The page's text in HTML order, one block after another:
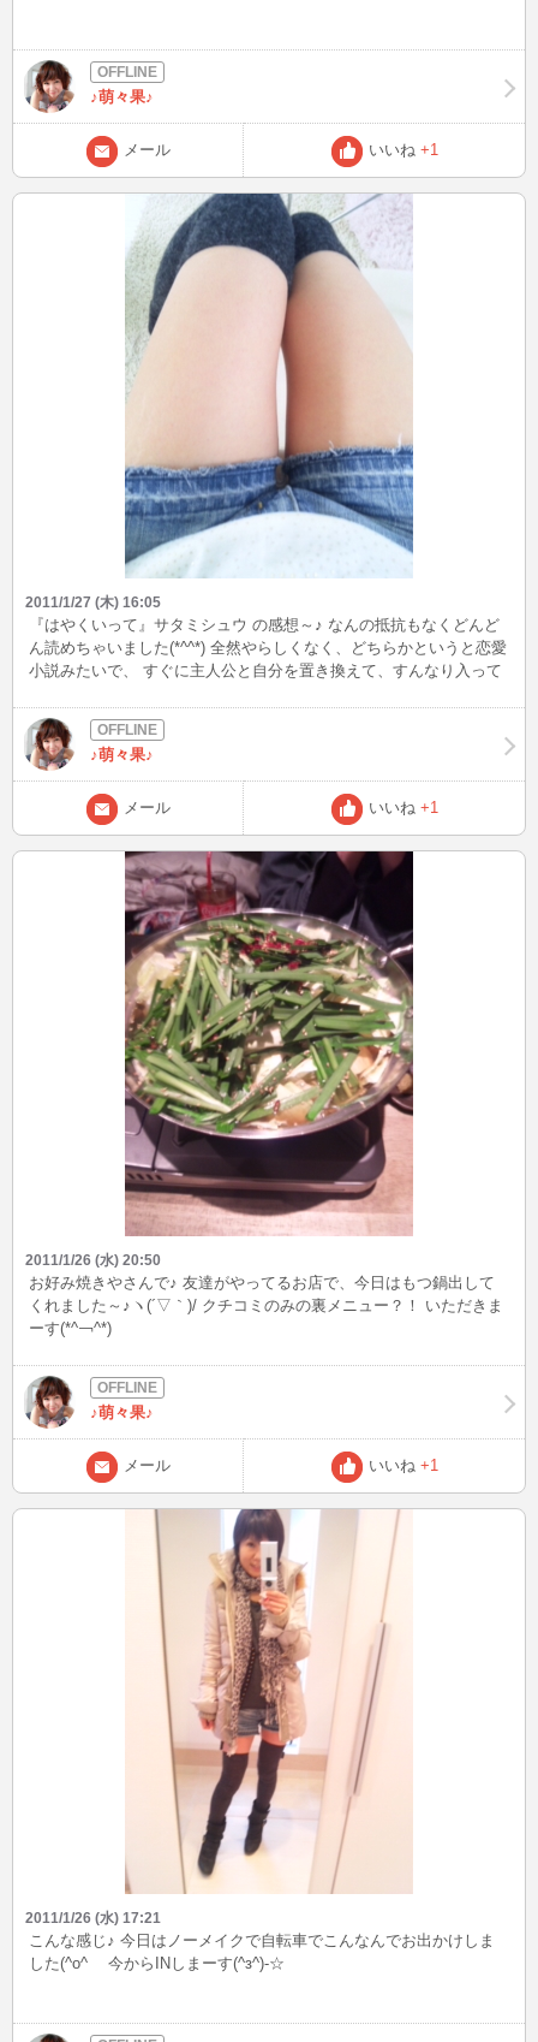
♪萌々果♪
メール いいね +1
2011/1/27 (木) 16:05
『はやくいって』サタミシュウ の感想～♪ なんの抵抗もなくどんど
ん読めちゃいました(*^^*) 全然やらしくなく、どちらかというと恋愛
小説みたいで、 すぐに主人公と自分を置き換えて、すんなり入って
て思っちゃいました♪ 私はどちらかというとＭかな(／▽＼)♪
♪萌々果♪
メール いいね +1
2011/1/26 (水) 20:50
お好み焼きやさんで♪ 友達がやってるお店で、今日はもつ鍋出して
くれました～♪ヽ(´▽｀)/ クチコミのみの裏メニュー？！ いただきま
ーす(*^￢^*)
♪萌々果♪
メール いいね +1
2011/1/26 (水) 17:21
こんな感じ♪ 今日はノーメイクで自転車でこんなんでお出かけしま
した(^o^ゞ 今からINしまーす(^з^)-☆